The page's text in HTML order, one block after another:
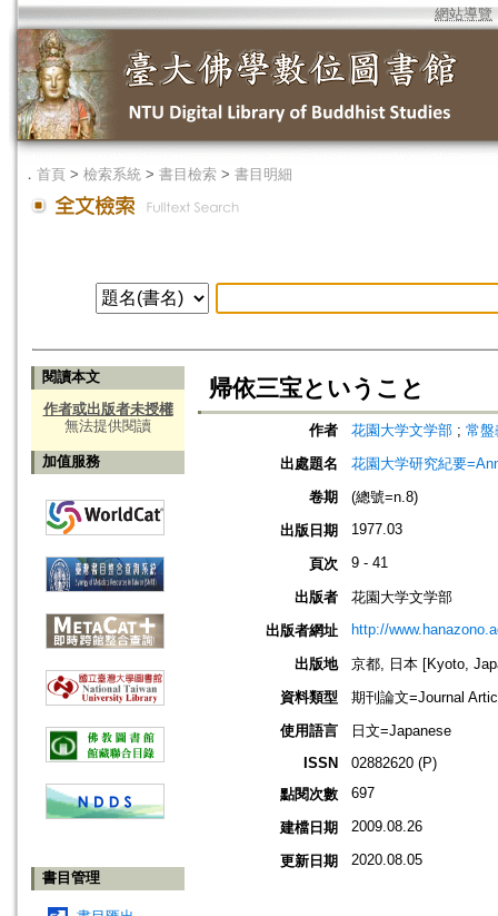
網站導覽
． 首頁 > 檢索系統 > 書目檢索 > 書目明細
閱讀本文
作者或出版者未授權
無法提供閱讀
加值服務
書目管理
帰依三宝ということ
作者 花園大学文学部 ; 常盤
出處題名
花園大学研究紀要
卷期
(總號=n.8)
出版日期
1977.03
頁次 9 - 41
出版者
花園大学文学部
出版者網址
http://
出版地
京都, 日本 [Kyoto,
資料類型
期刊論文=Journal
使用語言
日文=Japanese
ISSN
02882620 (P)
點閱次數
697
建檔日期 2009.08.26
更新日期 2020.08.05